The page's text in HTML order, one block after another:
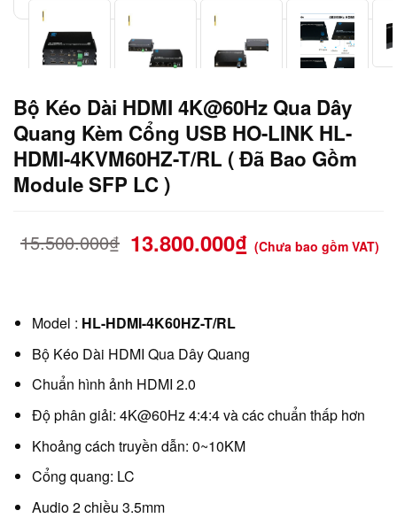
Bộ Kéo Dài HDMI 4K@60Hz Qua Dây
Quang Kèm Cổng USB HO-LINK HL-
HDMI-4KVM60HZ-T/RL ( Đã Bao Gồm
Module SFP LC )
15.500.000₫ 13.800.000₫ (Chưa bao gồm VAT)
Model : HL-HDMI-4K60HZ-T/RL
Bộ Kéo Dài HDMI Qua Dây Quang
Chuẩn hình ảnh HDMI 2.0
Độ phân giải: 4K@60Hz 4:4:4 và các chuẩn thấp hơn
Khoảng cách truyền dẫn: 0~10KM
Cổng quang: LC
Audio 2 chiều 3.5mm